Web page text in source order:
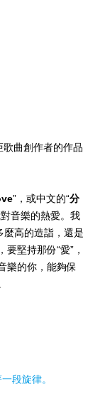
歌曲創作者的作品
”，或中文的“分
音樂的熱愛。我
麼高的造詣，還是
堅持那份“愛”，
樂的你，能夠保
段旋律。